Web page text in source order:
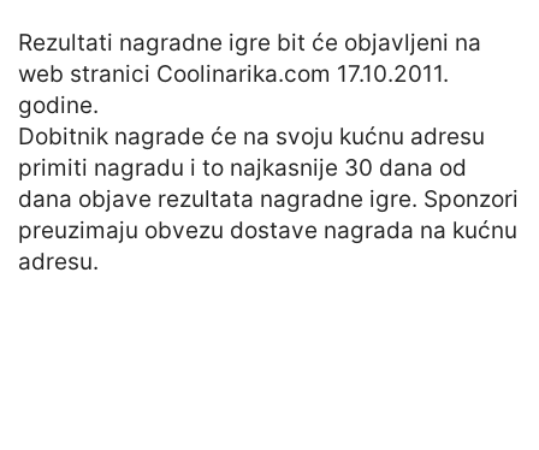
Rezultati nagradne igre bit će objavljeni na
web stranici Coolinarika.com 17.10.2011.
godine.
Dobitnik nagrade će na svoju kućnu adresu
primiti nagradu i to najkasnije 30 dana od
dana objave rezultata nagradne igre. Sponzori
preuzimaju obvezu dostave nagrada na kućnu
adresu.